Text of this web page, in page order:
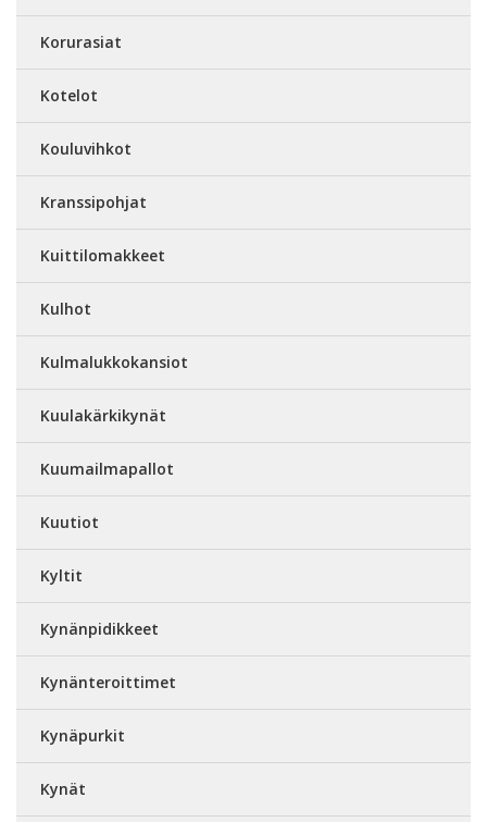
Korurasiat
Kotelot
Kouluvihkot
Kranssipohjat
Kuittilomakkeet
Kulhot
Kulmalukkokansiot
Kuulakärkikynät
Kuumailmapallot
Kuutiot
Kyltit
Kynänpidikkeet
Kynänteroittimet
Kynäpurkit
Kynät